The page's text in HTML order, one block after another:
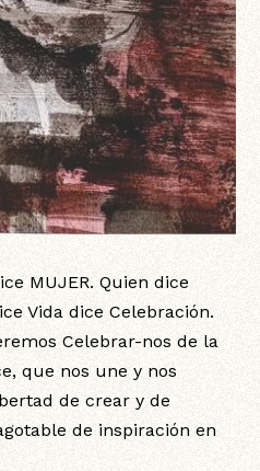
MUJER. Quien dice
Vida dice Celebración.
Celebrar-nos de la
que nos une y nos
de crear y de
de inspiración en